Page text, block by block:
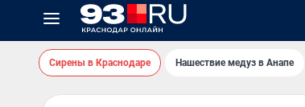
Сирены в Краснодаре Нашествие медуз в Анапе